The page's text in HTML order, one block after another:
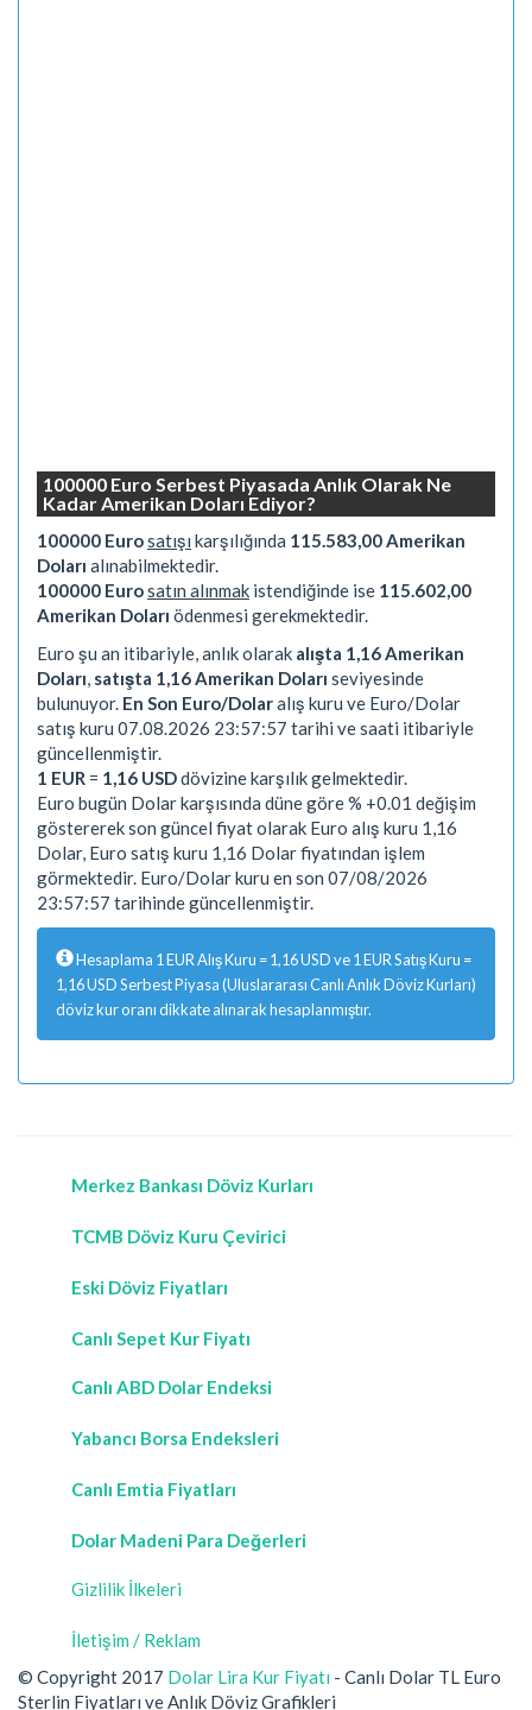
100000 Euro Serbest Piyasada Anlık Olarak Ne
Kadar Amerikan Doları Ediyor?
100000 Eurosatışı karşılığında 115.583,00 Amerikan
Doları alınabilmektedir.
100000 Eurosatın alınmak istendiğinde ise 115.602,00
Amerikan Doları ödenmesi gerekmektedir.
Euro şu an itibariyle, anlık olarak alışta 1,16 Amerikan
Doları satışta 1,16 Amerikan Doları seviyesinde
bulunuyor. En Son Euro/Dolaralış kuru ve Euro/Dolar
satış kuru 07.08.2026 23:57:57 tarihi ve saati itibariyle
güncellenmiştir.
1 EUR = 1,16 USDdövizine karşılık gelmektedir.
Euro bugün Dolar karşısında düne göre % +0.01 değişim
göstererek son güncel fiyat olarak Euro alış kuru 1,16
Dolar, Euro satış kuru 1,16 Dolar fiyatından işlem
görmektedir. Euro/Dolar kuru en son 07/08/2026
23:57:57 tarihinde güncellenmiştir.
Hesaplama 1 EUR Alış Kuru = 1,16 USD ve 1 EUR Satış Kuru =
1,16 USD Serbest Piyasa (Uluslararası Canlı Anlık Döviz Kurları)
döviz kur oranı dikkate alınarak hesaplanmıştır.
Merkez Bankası Döviz Kurları
TCMB Döviz Kuru Çevirici
Eski Döviz Fiyatları
Canlı Sepet Kur Fiyatı
Canlı ABD Dolar Endeksi
Yabancı Borsa Endeksleri
Canlı Emtia Fiyatları
Dolar Madeni Para Değerleri
Gizlilik İlkeleri
İletişim / Reklam
© Copyright 2017 Dolar Lira Kur Fiyatı - Canlı Dolar TL Euro
Sterlin Fiyatları ve Anlık Döviz Grafikleri